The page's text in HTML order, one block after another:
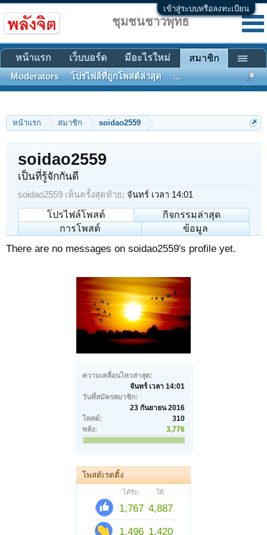
เข้าสู่ระบบหรือลงทะเบียน
หน้าแรก สมาชิก soidao2559
ความเคลื่อนไหวล่าสุด:
จันทร์ เวลา 14:01
วันที่สมัครสมาชิก:
23 กันยายน 2016
โพสต์:
310
พลัง:
3,776
โพสต์เรตติ้ง
ได้รับ: ให้:
1,767 4,887
1,496 1,420
soidao2559
เป็นที่รู้จักกันดี
soidao2559 เห็นครั้งสุดท้าย: จันทร์ เวลา 14:01
โปรไฟล์โพสต์
กิจกรรมล่าสุด
การโพสต์
ข้อมูล
There are no messages on soidao2559's profile yet.
ชุมชนชาวพุทธ
หน้าแรก เว็บบอร์ด มีอะไรใหม่ สมาชิก
Moderators โปรไฟล์ที่ถูกโพสต์ล่าสุด ...